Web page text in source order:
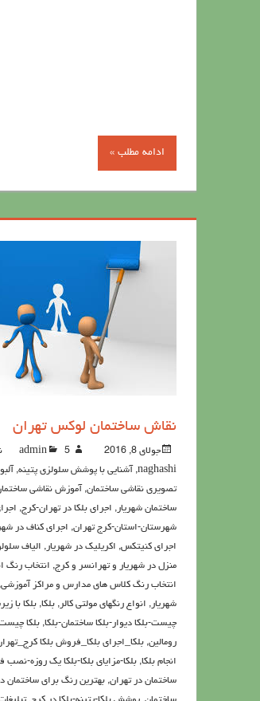
ادامه مطلب »
نقاش ساختمان لوكس تهران
جولای 8, 2016 admin 5نکته برای نقاشی خانه
naghashi
, آشنايي با پوشش سلولزي پتينه,
تصویری نقاشی ساختمان, آموزش نقاشی
ساختمان شهریار, اجرای بلکا در تهران-کرج,
شهرستان-استان-کرج تهران, اجرای کناف در
اجرای کنیتکس, اکريليک در شهریار, الیاف
منزل در شهریار و تهرانسر و کرج, انتخاب رنگ
انتخاب رنگ کلاس های مدارس و مراکز آموزشی,
شهریار, انواع رنگهای مولتی کالر,بلکا,بلکا با
چیست-بلکا دیوار-بلکا ساختمان-بلکا,بلکا
رومالین,بلکا_اجرای بلکا_فروش بلکا
انجام بلکا,بلکا-مزایای بلکا-بلکا یک روزه-نصب
ساختمان در تهران,بهترین رنگ برای ساختمان